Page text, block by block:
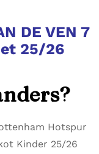
DE VEN 7
25/26
Hotspur
Kinder 25/26